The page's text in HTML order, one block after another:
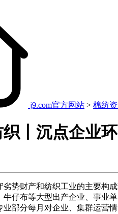
j9.com官方网站 > 棉纺
丨沉点企业
财产和纺织工业的主要构成
仔布等大型出产企业、事业
部分每月对企业、集群运营